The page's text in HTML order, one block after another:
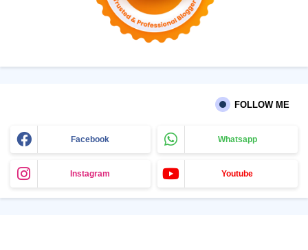
FOLLOW ME
Facebook Whatsapp
Instagram Youtube